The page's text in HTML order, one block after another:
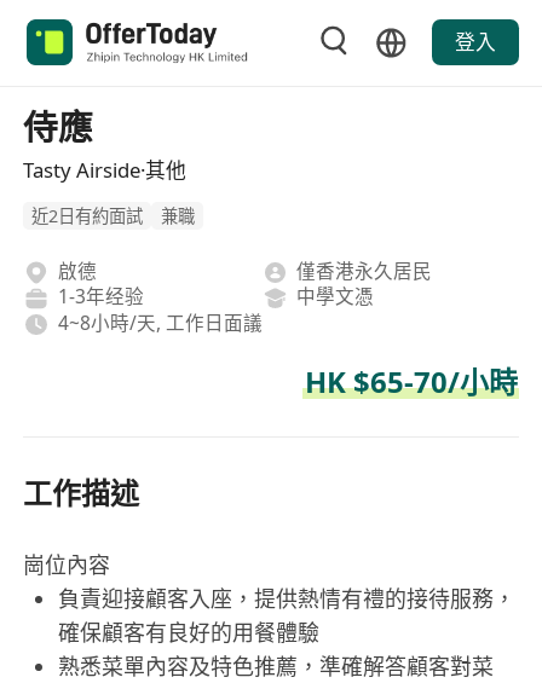
登入
侍應
Tasty Airside·其他
近2日有約面試 兼職
啟德
僅香港永久居民
1-3年经验
中學文憑
4~8小時/天, 工作日面議
HK $65-70/小時
工作描述
崗位內容
負責迎接顧客入座，提供熱情有禮的接待服務，
確保顧客有良好的用餐體驗
熟悉菜單內容及特色推薦，準確解答顧客對菜